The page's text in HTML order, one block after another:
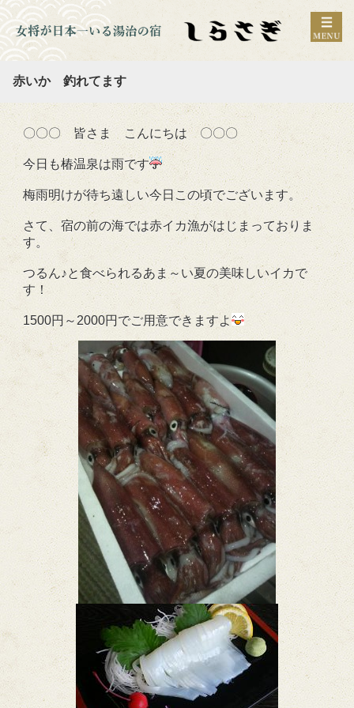
赤いか 釣れてます
〇〇〇 皆さま こんにちは 〇〇〇
今日も椿温泉は雨です
梅雨明けが待ち遠しい今日この頃でございます。
さて、宿の前の海では赤イカ漁がはじまっておりま
す。
つるん♪と食べられるあま～い夏の美味しいイカで
す！
1500円～2000円でご用意できますよ